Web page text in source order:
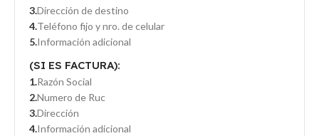
Dirección de destino
Teléfono fijo y nro. de celular
Información adicional
(SI ES FACTURA):
Razón Social
Numero de Ruc
Dirección
Información adicional